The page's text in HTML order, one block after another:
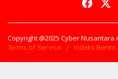
Copyright @2025 Cyber Nusantara
Terms of Service Indeks Berita